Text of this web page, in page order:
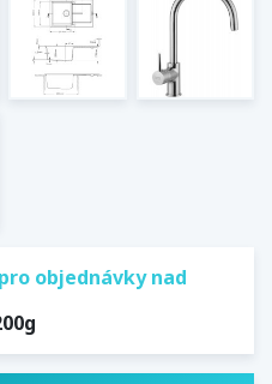
objednávky nad